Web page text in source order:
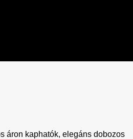
áron kaphatók, elegáns dobozos